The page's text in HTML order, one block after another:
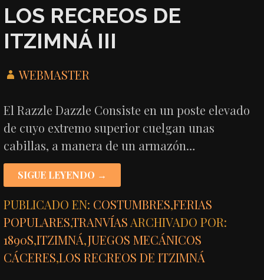
LOS RECREOS DE
ITZIMNÁ III
WEBMASTER
El Razzle Dazzle Consiste en un poste elevado
de cuyo extremo superior cuelgan unas
cabillas, a manera de un armazón…
SIGUE LEYENDO →
PUBLICADO EN: COSTUMBRES,FERIAS
POPULARES,TRANVÍAS ARCHIVADO POR:
1890S,ITZIMNÁ,JUEGOS MECÁNICOS
CÁCERES,LOS RECREOS DE ITZIMNÁ